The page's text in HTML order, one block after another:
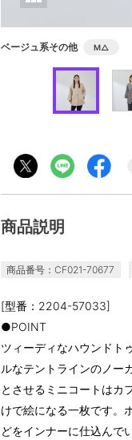
ベージュ系その他 M△
商品説明
商品番号：CF021-70677
[型番：2204-57033]
●POINT
ツィーディなハウンドト
ルなテントラインのノー
とさせるミニコートはカ
けで絵になる一枚です。
どをインナーに仕込んで